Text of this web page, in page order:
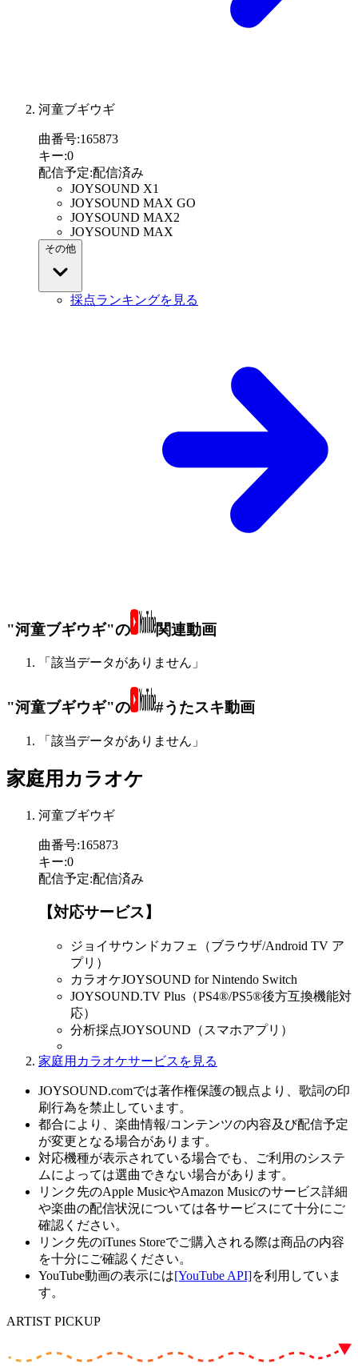
河童ブギウギ
曲番号:165873
キー:0
配信予定:配信済み
JOYSOUND X1
JOYSOUND MAX GO
JOYSOUND MAX2
JOYSOUND MAX
その他
採点ランキングを見る
"河童ブギウギ"の 関連動画
「該当データがありません」
"河童ブギウギ"の #うたスキ動画
「該当データがありません」
家庭用カラオケ
河童ブギウギ
曲番号:165873
キー:0
配信予定:配信済み
【対応サービス】
ジョイサウンドカフェ（ブラウザ/Android TV ア
プリ）
カラオケJOYSOUND for Nintendo Switch
JOYSOUND.TV Plus（PS4®/PS5®後方互換機能対
応）
分析採点JOYSOUND（スマホアプリ）
家庭用カラオケサービスを見る
JOYSOUND.comでは著作権保護の観点より、歌詞の印
刷行為を禁止しています。
都合により、楽曲情報/コンテンツの内容及び配信予定
が変更となる場合があります。
対応機種が表示されている場合でも、ご利用のシステ
ムによっては選曲できない場合があります。
リンク先のApple MusicやAmazon Musicのサービス詳細
や楽曲の配信状況については各サービスにて十分にご
確認ください。
リンク先のiTunes Storeでご購入される際は商品の内容
を十分にご確認ください。
YouTube動画の表示には[YouTube API]を利用していま
す。
ARTIST PICKUP